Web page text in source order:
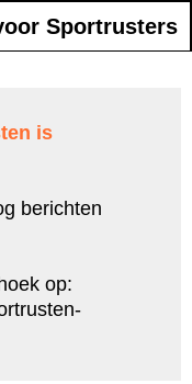
Sportrusters
is
berichten
op: